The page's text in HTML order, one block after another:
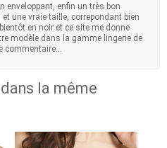
enveloppant, enfin un très bon
une vraie taille, correpondant bien
en noir et ce site me donne
modèle dans la gamme lingerie de
commentaire...
la même